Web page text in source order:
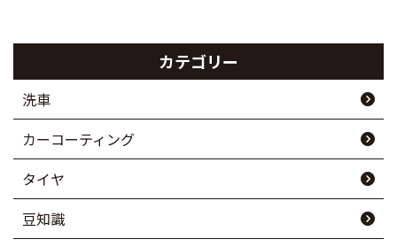
カテゴリー
洗車
カーコーティング
タイヤ
豆知識